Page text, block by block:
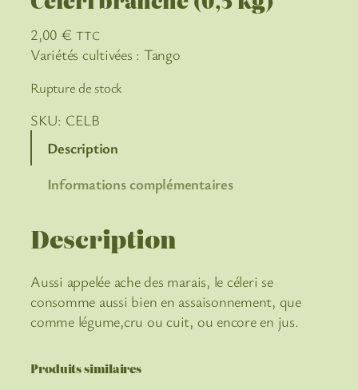
2,00 € TTC
Variétés cultivées : Tango
Rupture de stock
SKU: CELB
Description
Informations complémentaires
Description
Aussi appelée ache des marais, le céleri se
consomme aussi bien en assaisonnement, que
comme légume,cru ou cuit, ou encore en jus.
Produits similaires